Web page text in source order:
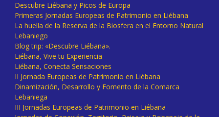
Descubre Liébana y Picos de Europa
Primeras Jornadas Europeas de Patrimonio en Liébana
La huella de la Reserva de la Biosfera en el Entorno Natural
Lebaniego
Blog trip: «Descubre Liébana».
Liébana, Vive tu Experiencia
Liébana, Conecta Sensaciones
II Jornada Europeas de Patrimonio en Liébana
Dinamización, Desarrollo y Fomento de la Comarca
Lebaniega
III Jornadas Europeas de Patrimonio en Liébana